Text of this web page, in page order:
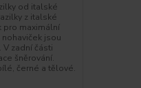
od italské
z italské
pro maximální
jsou
V zadní části
šněrování.
černé a tělové.